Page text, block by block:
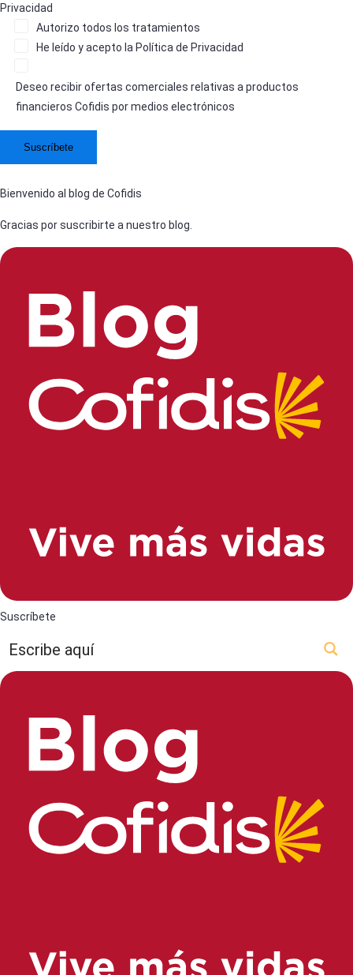
Privacidad
Autorizo todos los tratamientos
He leído y acepto la Política de Privacidad
Deseo recibir ofertas comerciales relativas a productos
financieros Cofidis por medios electrónicos
Bienvenido al blog de Cofidis
Gracias por suscribirte a nuestro blog.
Suscríbete